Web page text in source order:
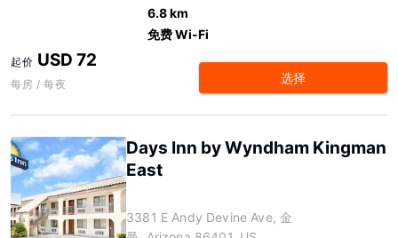
6.8 km
免费 Wi-Fi
起价 USD 72
每房 / 每夜 选择
Days Inn by Wyndham Kingman
East
3381 E Andy Devine Ave, 金